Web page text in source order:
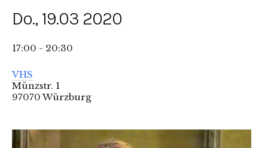
Do., 19.03 2020
17:00 - 20:30
VHS
Münzstr. 1
97070 Würzburg